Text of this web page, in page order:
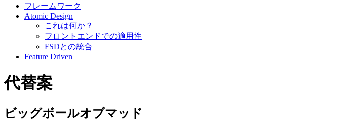
フレームワーク
Atomic Design
これは何か？
フロントエンドでの適用性
FSDとの統合
Feature Driven
代替案
ビッグボールオブマッド